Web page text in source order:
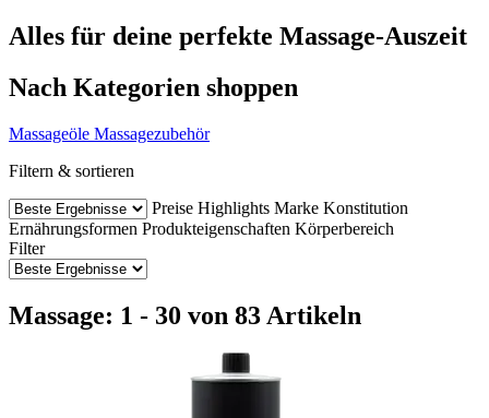
Alles für deine perfekte Massage-Auszeit
Nach Kategorien shoppen
Massageöle Massagezubehör
Filtern & sortieren
Preise Highlights Marke Konstitution
Ernährungsformen Produkteigenschaften Körperbereich
Filter
Massage: 1 - 30 von 83 Artikeln